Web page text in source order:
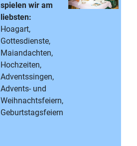
spielen wir am
liebsten:
Hoagart,
Gottesdienste,
Maiandachten,
Hochzeiten,
Adventssingen,
Advents- und
Weihnachtsfeiern,
Geburtstagsfeiern